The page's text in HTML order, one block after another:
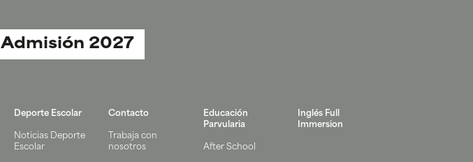
Admisión 2027
Deporte Escolar
Noticias Deporte
Escolar
Contacto
Trabaja con
nosotros
Educación
Parvularia
After School
Inglés Full
Immersion